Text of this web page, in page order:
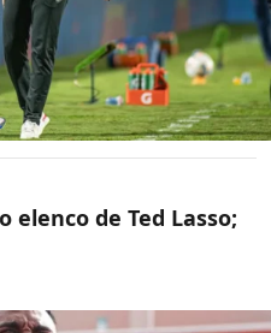
elenco de Ted Lasso;